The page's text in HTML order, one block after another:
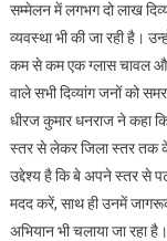
सम्मेलन में लगभग दो लाख
व्यवस्था भी की जा रही है।
कम से कम एक ग्लास चावल
वाले सभी दिव्यांग जनों को
धीरज कुमार धनराज ने कहा
स्तर से लेकर जिला स्तर तक
उद्देश्य है कि बे अपने स्तर से
मदद करें, साथ ही उनमें
अभियान भी चलाया जा रहा